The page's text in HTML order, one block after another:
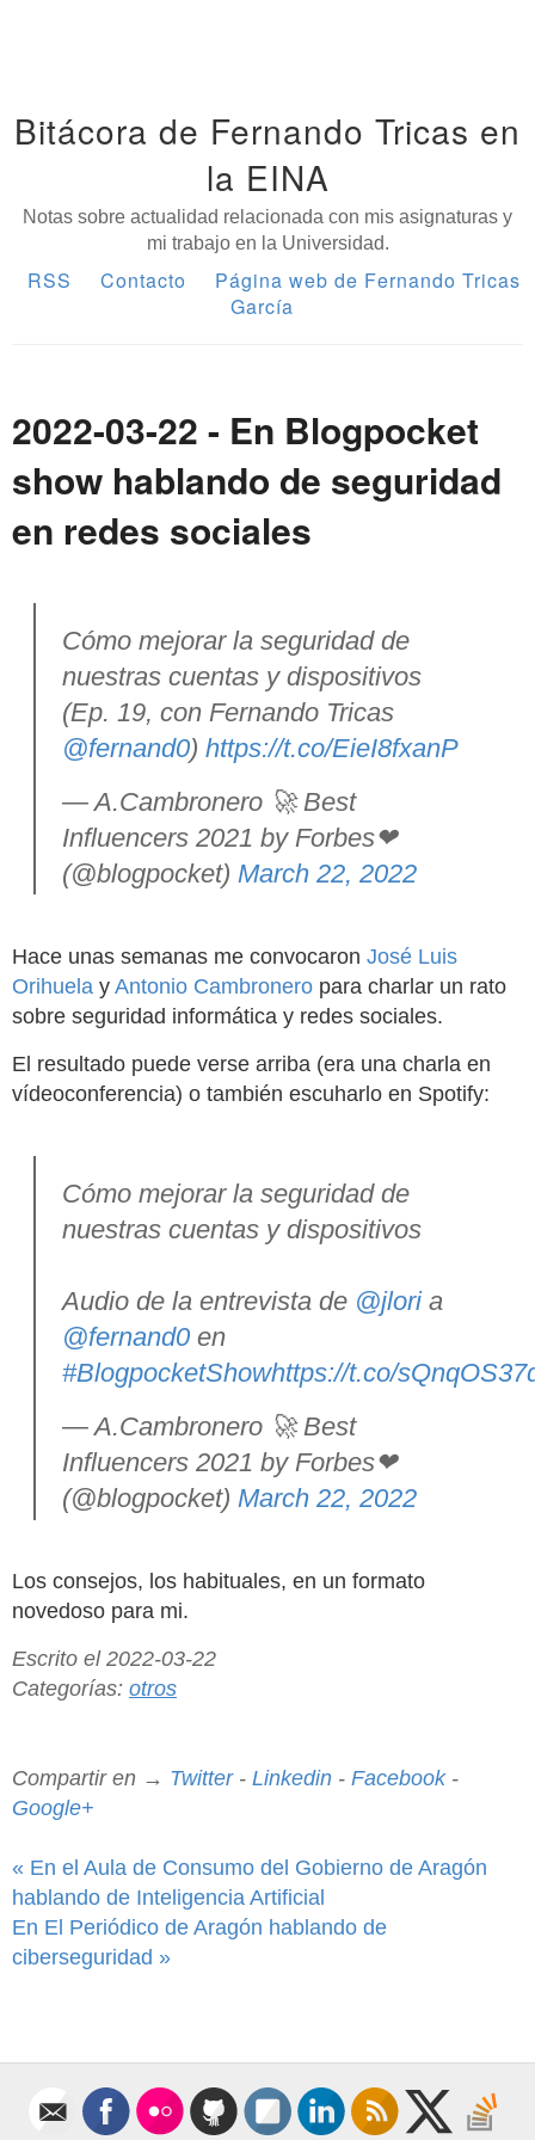
Bitácora de Fernando Tricas en
la EINA
Notas sobre actualidad relacionada con mis asignaturas y
mi trabajo en la Universidad.
RSS Contacto
Página web de Fernando Tricas
García
2022-03-22 - En Blogpocket
show hablando de seguridad
en redes sociales
Cómo mejorar la seguridad de
nuestras cuentas y dispositivos
(Ep. 19, con Fernando Tricas
@fernand0) https://t.co/EieI8fxanP
— A.Cambronero 🚀 Best
Influencers 2021 by Forbes❤
(@blogpocket) March 22, 2022
Hace unas semanas me convocaron José Luis
Orihuela y Antonio Cambronero para charlar un rato
sobre seguridad informática y redes sociales.
El resultado puede verse arriba (era una charla en
vídeoconferencia) o también escuharlo en Spotify:
Cómo mejorar la seguridad de
nuestras cuentas y dispositivos
Audio de la entrevista de @jloria
@fernand0en
#BlogpocketShowhttps://t.co/
— A.Cambronero 🚀 Best
Influencers 2021 by Forbes❤
(@blogpocket) March 22, 2022
Los consejos, los habituales, en un formato
novedoso para mi.
Escrito el 2022-03-22
Categorías: otros
Compartir en → Twitter- Linkedin - Facebook-
Google+
« En el Aula de Consumo del Gobierno de Aragón
hablando de Inteligencia Artificial
En El Periódico de Aragón hablando de
ciberseguridad »